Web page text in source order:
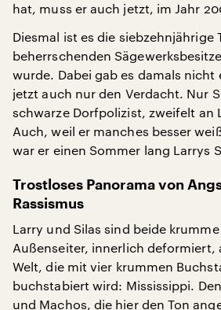
hat, muss er auch jetzt, im Jahr
Diesmal ist es die siebzehnjährige
beherrschenden
wurde. Dabei gab es damals nicht
jetzt auch nur den Verdacht. Nur
schwarze Dorfpolizist, zweifelt an
Auch, weil er manches besser
war er einen Sommer lang Larrys
Trostloses Panorama von
Rassismus
Larry und Silas sind beide krumme
Außenseiter, innerlich deformiert,
Welt, die mit vier krummen
buchstabiert wird: Mississippi.
und Machos, die hier den Ton